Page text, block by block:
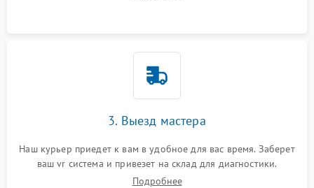
3. Выезд мастера
Наш курьер приедет к вам в удобное для вас время. Заберет
ваш vr система и привезет на склад для диагностики.
Подробнее